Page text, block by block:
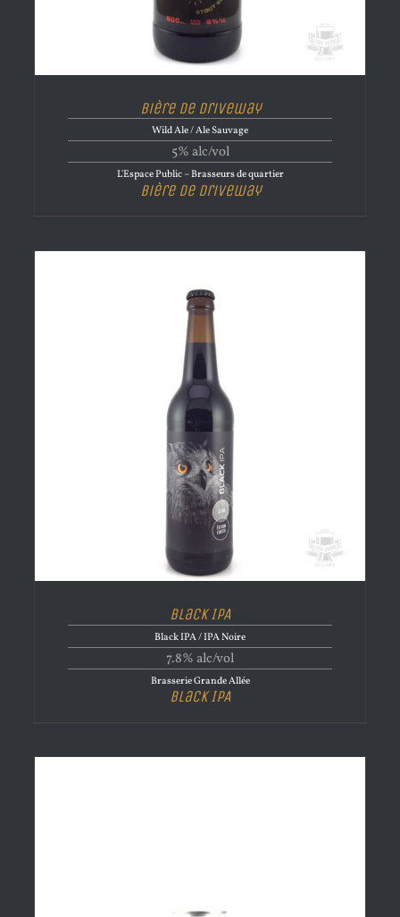
Bière de Driveway
Wild Ale / Ale Sauvage
5% alc/vol
L'Espace Public – Brasseurs de quartier
Bière de Driveway
Black IPA
Black IPA / IPA Noire
7.8% alc/vol
Brasserie Grande Allée
Black IPA